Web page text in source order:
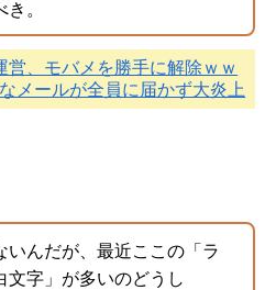
。
営、モバメを勝手に解除ｗｗ
メールが全員に届かず大炎上
いんだが、最近ここの「ラ
文字」が多いのどうし